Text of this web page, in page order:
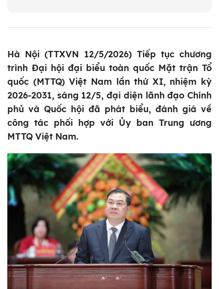
Hà Nội (TTXVN 12/5/2026) Tiếp tục chương
trình Đại hội đại biểu toàn quốc Mặt trận Tổ
quốc (MTTQ) Việt Nam lần thứ XI, nhiệm kỳ
2026-2031, sáng 12/5, đại diện lãnh đạo Chính
phủ và Quốc hội đã phát biểu, đánh giá về
công tác phối hợp với Ủy ban Trung ương
MTTQ Việt Nam.